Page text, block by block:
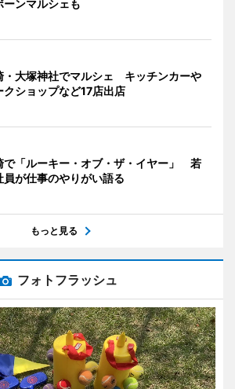
ンマルシェも
・大塚神社でマルシェ キッチンカーや
クショップなど17店出店
で「ルーキー・オブ・ザ・イヤー」 若
員が仕事のやりがい語る
もっと見る
フォトフラッシュ